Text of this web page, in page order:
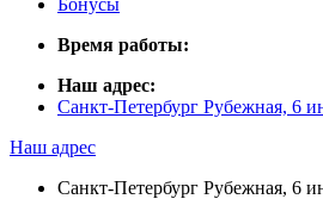
Бонусы
Время работы:
Наш адрес:
Санкт-Петербург Рубежная, 6
Наш адрес
Санкт-Петербург Рубежная, 6